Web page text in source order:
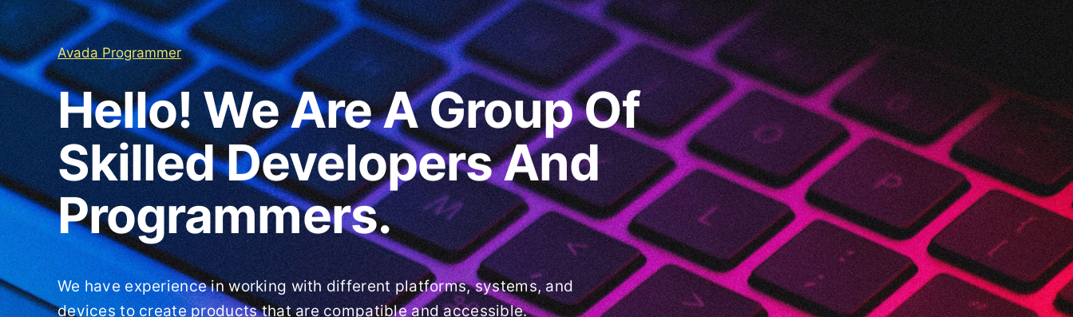
Avada Programmer
Hello! We Are A Group Of
Skilled Developers And
Programmers.
We have experience in working with different platforms, systems, and
devices to create products that are compatible and accessible.